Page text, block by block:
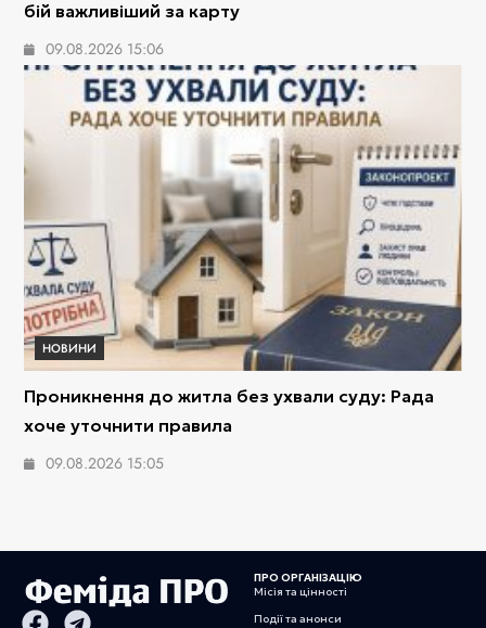
бій важливіший за карту
09.08.2026 15:06
НОВИНИ
Проникнення до житла без ухвали суду: Рада
хоче уточнити правила
09.08.2026 15:05
ПРО ОРГАНІЗАЦІЮ
Місія та цінності
Події та анонси